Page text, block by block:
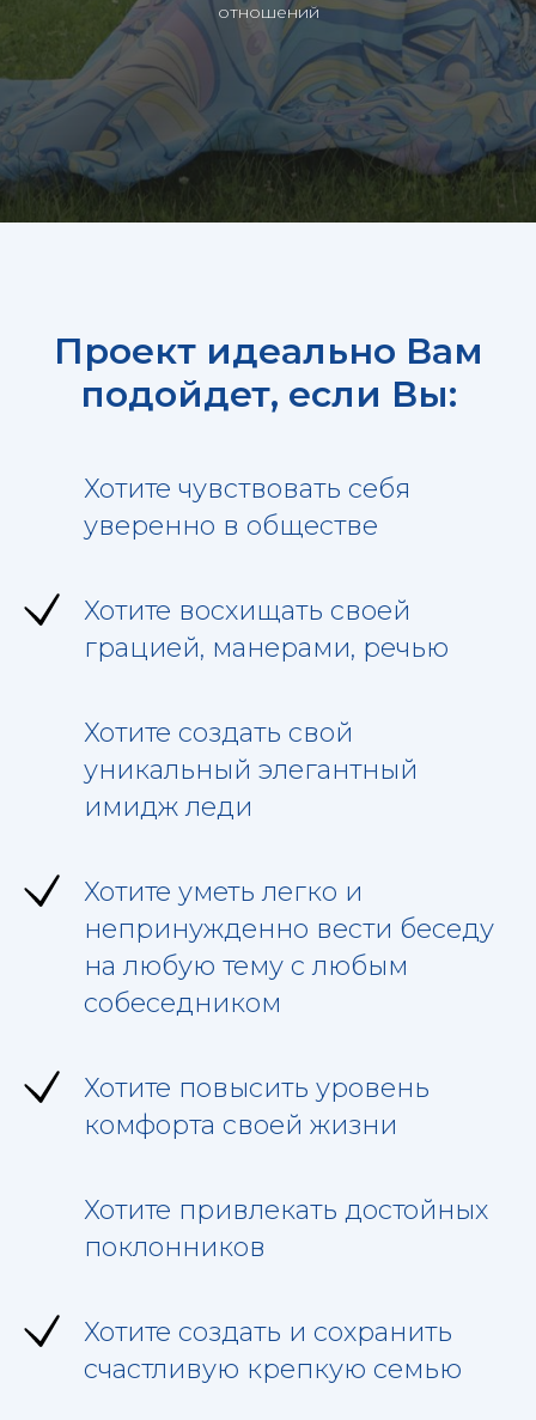
отношений
Проект идеально Вам
подойдет, если Вы:
Хотите чувствовать себя
уверенно в обществе
Хотите восхищать своей
грацией, манерами, речью
Хотите создать свой
уникальный элегантный
имидж леди
Хотите уметь легко и
непринужденно вести беседу
на любую тему с любым
собеседником
Хотите повысить уровень
комфорта своей жизни
Хотите привлекать достойных
поклонников
Хотите создать и сохранить
счастливую крепкую семью